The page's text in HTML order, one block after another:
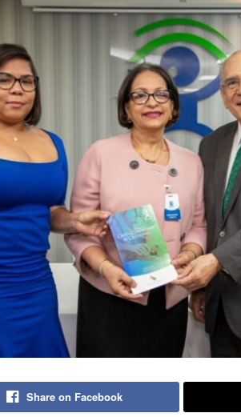
Share on Facebook